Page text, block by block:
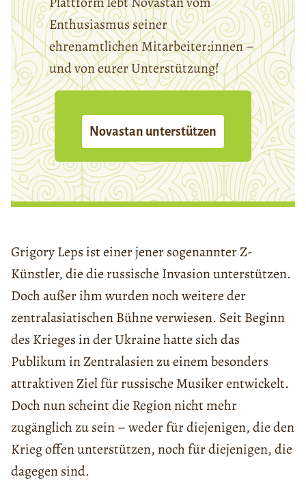
Enthusiasmus seiner
ehrenamtlichen Mitarbeiter:innen –
und von eurer Unterstützung!
Novastan unterstützen
Grigory Leps ist einer jener sogenannter Z-
Künstler, die die russische Invasion unterstützen.
Doch außer ihm wurden noch weitere der
zentralasiatischen Bühne verwiesen. Seit Beginn
des Krieges in der Ukraine hatte sich das
Publikum in Zentralasien zu einem besonders
attraktiven Ziel für russische Musiker entwickelt.
Doch nun scheint die Region nicht mehr
zugänglich zu sein – weder für diejenigen, die den
Krieg offen unterstützen, noch für diejenigen, die
dagegen sind.